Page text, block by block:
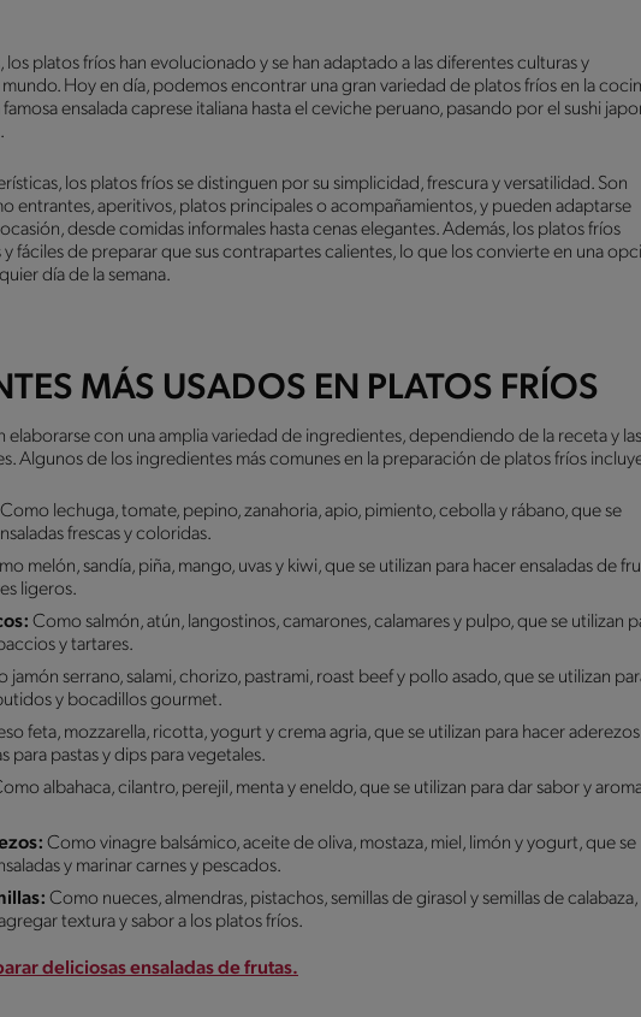
los platos fríos han evolucionado y se han adaptado a las diferentes culturas y
Hoy en día, podemos encontrar una gran variedad de platos fríos en la
ensalada caprese italiana hasta el ceviche peruano, pasando por el sushi
los platos fríos se distinguen por su simplicidad, frescura y versatilidad. Son
entrantes, aperitivos, platos principales o acompañamientos, y pueden adaptarse
desde comidas informales hasta cenas elegantes. Además, los platos fríos
y fáciles de preparar que sus contrapartes calientes, lo que los convierte en una
día de la semana.
MÁS USADOS EN PLATOS FRÍOS
elaborarse con una amplia variedad de ingredientes, dependiendo de la receta y las
Algunos de los ingredientes más comunes en la preparación de platos fríos
Como lechuga, tomate, pepino, zanahoria, apio, pimiento, cebolla y rábano, que se
frescas y coloridas.
melón, sandía, piña, mango, uvas y kiwi, que se utilizan para hacer ensaladas de
ligeros.
Como salmón, atún, langostinos, camarones, calamares y pulpo, que se utilizan
y tartares.
jamón serrano, salami, chorizo, pastrami, roast beef y pollo asado, que se utilizan
y bocadillos gourmet.
feta, mozzarella, ricotta, yogurt y crema agria, que se utilizan para hacer aderezos
para pastas y dips para vegetales.
albahaca, cilantro, perejil, menta y eneldo, que se utilizan para dar sabor y
Como vinagre balsámico, aceite de oliva, mostaza, miel, limón y yogurt, que se
y marinar carnes y pescados.
Como nueces, almendras, pistachos, semillas de girasol y semillas de calabaza,
textura y sabor a los platos fríos.
deliciosas ensaladas de frutas.